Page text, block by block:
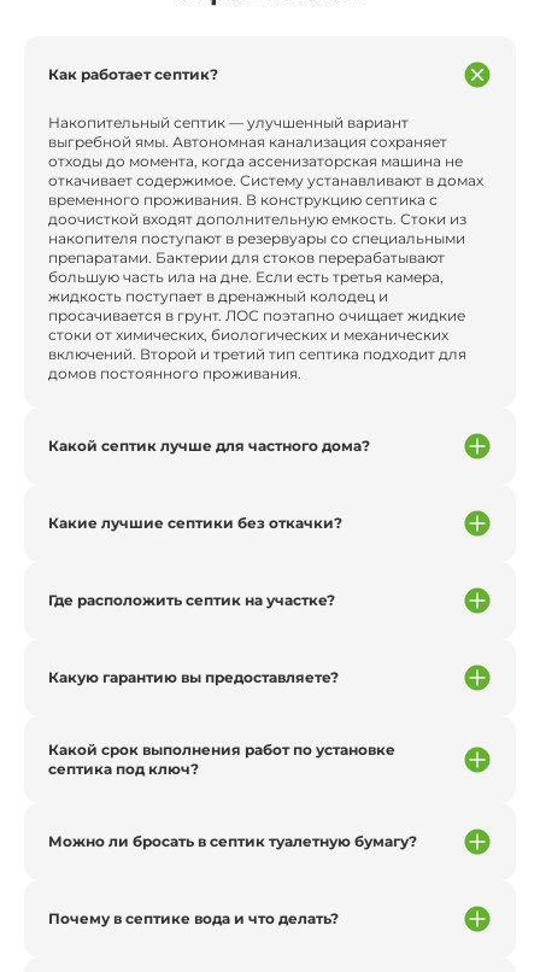
Как работает септик?
Накопительный септик — улучшенный вариант
выгребной ямы. Автономная канализация сохраняет
отходы до момента, когда ассенизаторская машина не
откачивает содержимое. Систему устанавливают в домах
временного проживания. В конструкцию септика с
доочисткой входят дополнительную емкость. Стоки из
накопителя поступают в резервуары со специальными
препаратами. Бактерии для стоков перерабатывают
большую часть ила на дне. Если есть третья камера,
жидкость поступает в дренажный колодец и
просачивается в грунт. ЛОС поэтапно очищает жидкие
стоки от химических, биологических и механических
включений. Второй и третий тип септика подходит для
домов постоянного проживания.
Какой септик лучше для частного дома?
Какие лучшие септики без откачки?
Где расположить септик на участке?
Какую гарантию вы предоставляете?
Какой срок выполнения работ по установке
септика под ключ?
Можно ли бросать в септик туалетную бумагу?
Почему в септике вода и что делать?